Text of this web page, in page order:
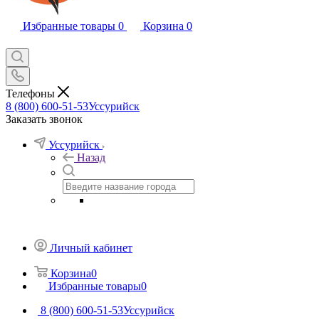
Избранные товары 0 Корзина 0
Телефоны
8 (800) 600-51-53Уссурийск
Заказать звонок
Уссурийск
Назад
Личный кабинет
Корзина0
Избранные товары0
8 (800) 600-51-53Уссурийск